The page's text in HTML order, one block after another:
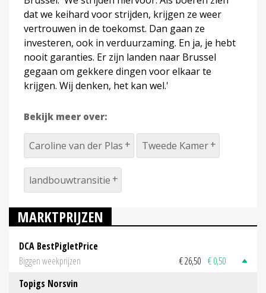
dat we keihard voor strijden, krijgen ze weer
vertrouwen in de toekomst. Dan gaan ze
investeren, ook in verduurzaming. En ja, je hebt
nooit garanties. Er zijn landen naar Brussel
gegaan om gekkere dingen voor elkaar te
krijgen. Wij denken, het kan wel.'
Bekijk meer over:
Caroline van der Plas Tweede Kamer
landbouwtransitie
MARKTPRIJZEN
DCA BestPigletPrice
Biggen weekprijzen
€ 26,50 € 0,50
Topigs Norsvin